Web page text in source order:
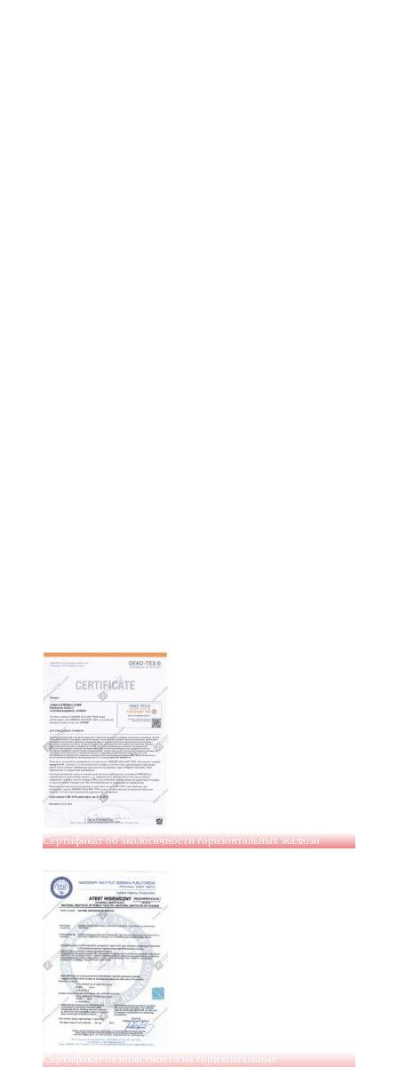
Сертификат об экологичности горизонтальных жалюзи
Сертификат безопастности на горизонтальные